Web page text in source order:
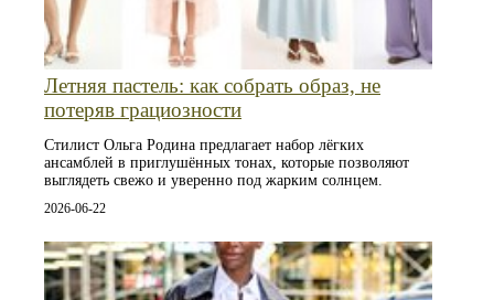
Летняя пастель: как собрать образ, не
потеряв грациозности
Стилист Ольга Родина предлагает набор лёгких
ансамблей в приглушённых тонах, которые позволяют
выглядеть свежо и уверенно под жарким солнцем.
2026-06-22